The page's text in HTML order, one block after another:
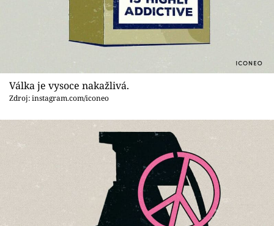
Sledujte prima+
Přihlášení
Sledujte nás
Válka je vysoce nakažlivá.
Zdroj: instagram.com/iconeo